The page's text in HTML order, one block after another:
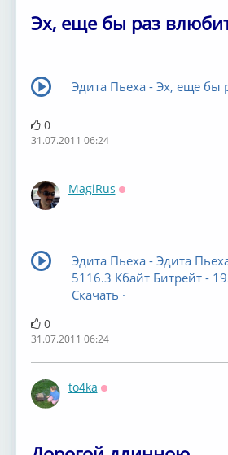
Эх, еще бы раз
Эдита Пьеха - Эх, еще бы
0
31.07.2011 06:24
MagiRus
Эдита Пьеха - Эдита
5116.3 Кбайт Битрейт -
Скачать ·
0
31.07.2011 06:24
to4ka